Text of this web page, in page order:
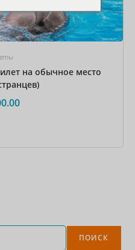
на обычное место
ПОИСК